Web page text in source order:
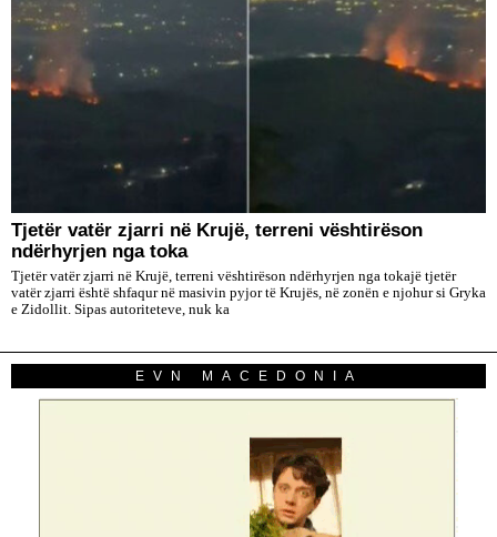
​Tjetër vatër zjarri në Krujë, terreni vështirëson
ndërhyrjen nga toka
Tjetër vatër zjarri në Krujë, terreni vështirëson ndërhyrjen nga tokajë tjetër
vatër zjarri është shfaqur në masivin pyjor të Krujës, në zonën e njohur si Gryka
e Zidollit. Sipas autoriteteve, nuk ka
EVN MACEDONIA